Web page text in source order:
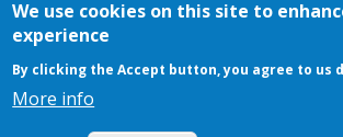
Über
uns
We use cookies on this site to
experience
By clicking the Accept button, you agree to us
More info